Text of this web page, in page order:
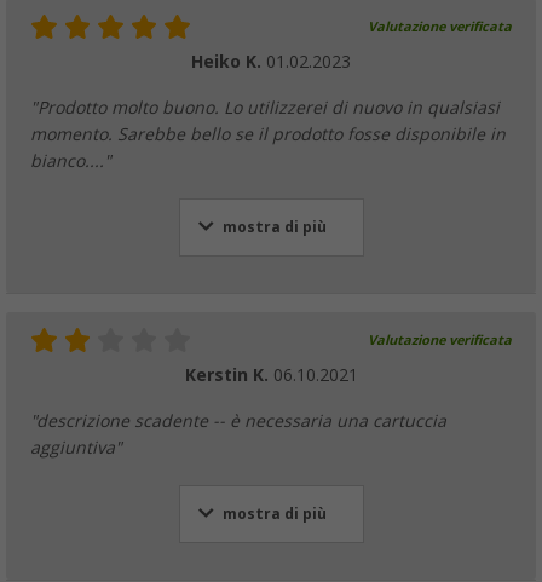
Valutazione verificata
Heiko K. 01.02.2023
"Prodotto molto buono. Lo utilizzerei di nuovo in qualsiasi
momento. Sarebbe bello se il prodotto fosse disponibile in
bianco...."
mostra di più
Valutazione verificata
Kerstin K. 06.10.2021
"descrizione scadente -- è necessaria una cartuccia
aggiuntiva"
mostra di più